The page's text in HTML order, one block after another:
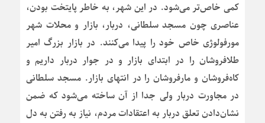
کمی خاص‌تر می‌شود. در این شهر، به خاطر پایتخت بودن،
عناصری چون مسجد سلطانی، دربار، بازار و محلات شهر
مورفولوژی خاص خود را پیدا می‌کنند. در بازار بزرگ امیر
طلافروشان را در ابتدای بازار و در جوار دربار داریم و
کاه‌فروشان و مارفروشان را در انتهای بازار. مسجد سلطانی
در مجاورت دربار ولی جدا از آن ساخته می‌شود که ضمن
نشان‌دادن تعلق دربار به اعتقادات مردم، نیاز به رفتن به دل